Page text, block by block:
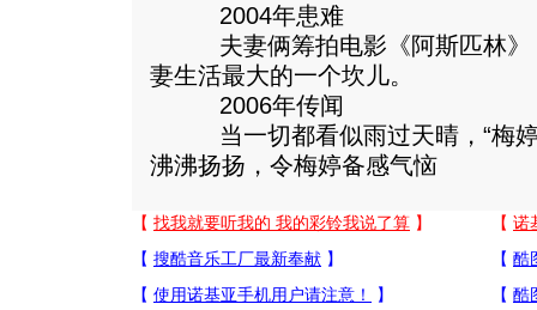
2004年患难
夫妻俩筹拍电影《阿斯匹林》
妻生活最大的一个坎儿。
2006年传闻
当一切都看似雨过天晴，“梅婷
沸沸扬扬，令梅婷备感气恼